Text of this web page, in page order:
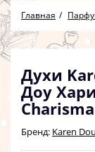
Главная
Духи
Доу
Бренд: Karen